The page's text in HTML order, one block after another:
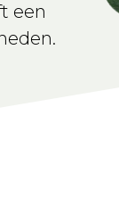
een